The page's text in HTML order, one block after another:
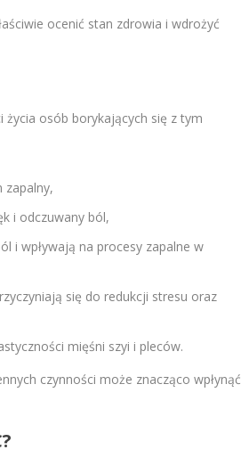
ocenić stan zdrowia i wdrożyć
osób borykających się z tym
zapalny,
i odczuwany ból,
i wpływają na procesy zapalne w
się do redukcji stresu oraz
mięśni szyi i pleców.
czynności może znacząco wpłynąć